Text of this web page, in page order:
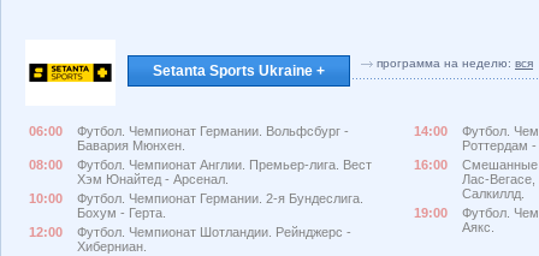
Setanta Sports Ukraine + программа на неделю: вся
06:00
Футбол. Чемпионат Германии. Вольфсбург -
Бавария Мюнхен.
08:00
Футбол. Чемпионат Англии. Премьер-лига. Вест
Хэм Юнайтед - Арсенал.
10:00
Футбол. Чемпионат Германии. 2-я Бундеслига.
Бохум - Герта.
12:00
Футбол. Чемпионат Шотландии. Рейнджерс -
Хиберниан.
14:00
Футбол.
Роттердам
16:00
Смешанные
Лас-
Салкиллд.
19:00
Футбол.
Аякс.